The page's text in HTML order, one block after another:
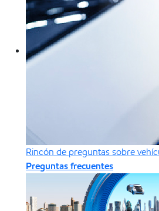
Rincón de preguntas sobre
Preguntas frecuentes